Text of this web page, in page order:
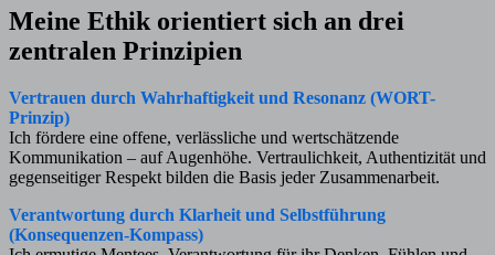
Meine Ethik orientiert sich an drei
zentralen Prinzipien
Vertrauen durch Wahrhaftigkeit und Resonanz (WORT-
Prinzip)
Ich fördere eine offene, verlässliche und wertschätzende
Kommunikation – auf Augenhöhe. Vertraulichkeit, Authentizität und
gegenseitiger Respekt bilden die Basis jeder Zusammenarbeit.
Verantwortung durch Klarheit und Selbstführung
(Konsequenzen-Kompass)